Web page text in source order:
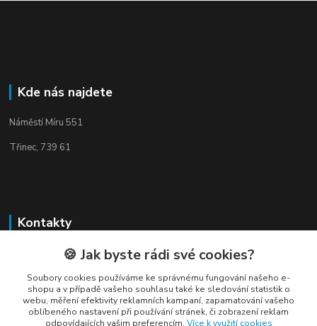
Kde nás najdete
Náměstí Míru 551
Třinec, 739 61
Kontakty
Elogos
🍪 Jak byste rádi své cookies?
Soubory cookies používáme ke správnému fungování našeho e-
shopu a v případě vašeho souhlasu také ke sledování statistik o
webu, měření efektivity reklamních kampaní, zapamatování vašeho
oblíbeného nastavení při používání stránek, či zobrazení reklam
odpovídajících vašim preferencím. Více k využití cookies